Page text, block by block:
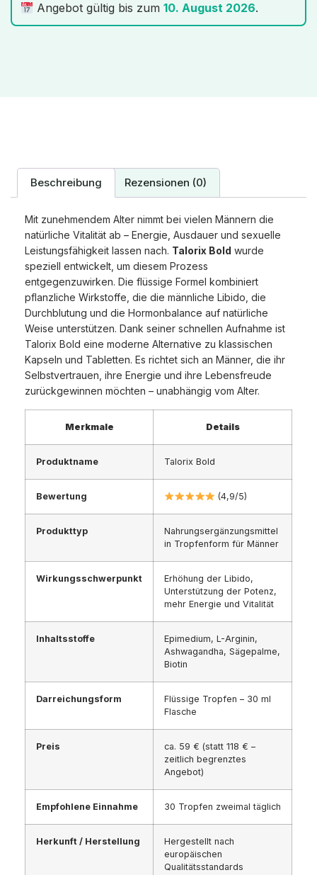
Angebot gültig bis zum10. August 2026.
Beschreibung Rezensionen (0)
Mit zunehmendem Alter nimmt bei vielen Männern die
natürliche Vitalität ab – Energie, Ausdauer und sexuelle
Leistungsfähigkeit lassen nach. Talorix Bold wurde
speziell entwickelt, um diesem Prozess
entgegenzuwirken. Die flüssige Formel kombiniert
pflanzliche Wirkstoffe, die die männliche Libido, die
Durchblutung und die Hormonbalance auf natürliche
Weise unterstützen. Dank seiner schnellen Aufnahme ist
Talorix Bold eine moderne Alternative zu klassischen
Kapseln und Tabletten. Es richtet sich an Männer, die ihr
Selbstvertrauen, ihre Energie und ihre Lebensfreude
zurückgewinnen möchten – unabhängig vom Alter.
Merkmale Details
Produktname Talorix Bold
Bewertung (4,9/5)
Produkttyp
Nahrungsergänzungsmittel
in Tropfenform für Männer
Wirkungsschwerpunkt
Erhöhung der Libido,
Unterstützung der Potenz,
mehr Energie und Vitalität
Inhaltsstoffe
Epimedium, L-Arginin,
Ashwagandha, Sägepalme,
Biotin
Darreichungsform
Flüssige Tropfen – 30 ml
Flasche
Preis
ca. 59 € (statt 118 € –
zeitlich begrenztes
Angebot)
Empfohlene Einnahme 30 Tropfen zweimal täglich
Herkunft / Herstellung
Hergestellt nach
europäischen
Qualitätsstandards